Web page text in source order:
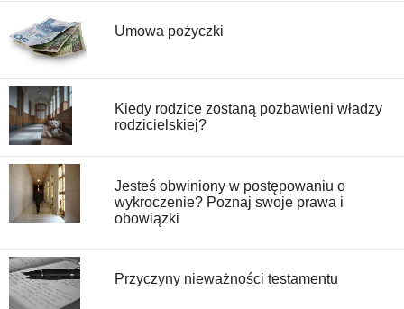
Umowa pożyczki
Kiedy rodzice zostaną pozbawieni władzy
rodzicielskiej?
Jesteś obwiniony w postępowaniu o
wykroczenie? Poznaj swoje prawa i
obowiązki
Przyczyny nieważności testamentu